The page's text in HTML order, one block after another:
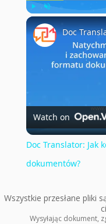
Play Unmute
Watch on
Doc Translator: Jak
dokumentów?
Wszystkie przesłane pliki
Wysyłając dokument,